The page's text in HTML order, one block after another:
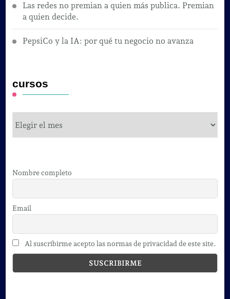
Las redes no premian a quien más publica. Premian
a quien decide.
PepsiCo y la IA: por qué tu negocio no avanza
cursos
Nombre completo
Email
Al suscribirme acepto las normas de privacidad de este site.